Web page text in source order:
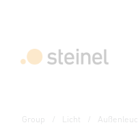
Group Licht